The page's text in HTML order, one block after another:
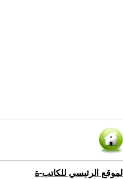
الموقع الرئيسي للكاتب-ة